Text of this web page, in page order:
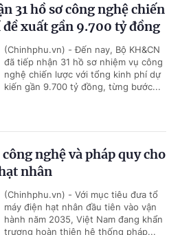
31 hồ sơ công nghệ chiến
xuất gần 9.700 tỷ đồng
(Chinhphu.vn) - Đến nay, Bộ KH&CN
đã tiếp nhận 31 hồ sơ nhiệm vụ công
nghệ chiến lược với tổng kinh phí dự
kiến gần 9.700 tỷ đồng, từng bước...
nghệ và pháp quy cho
nhân
(Chinhphu.vn) - Với mục tiêu đưa tổ
máy điện hạt nhân đầu tiên vào vận
hành năm 2035, Việt Nam đang khẩn
trương hoàn thiện hệ thống pháp...